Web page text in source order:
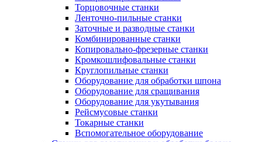
Торцовочные станки
Ленточно-пильные станки
Заточные и разводные станки
Комбинированные станки
Копировально-фрезерные станки
Кромкошлифовальные станки
Круглопильные станки
Оборудование для обработки шпона
Оборудование для сращивания
Оборудование для укутывания
Рейсмусовые станки
Токарные станки
Вспомогательное оборудование